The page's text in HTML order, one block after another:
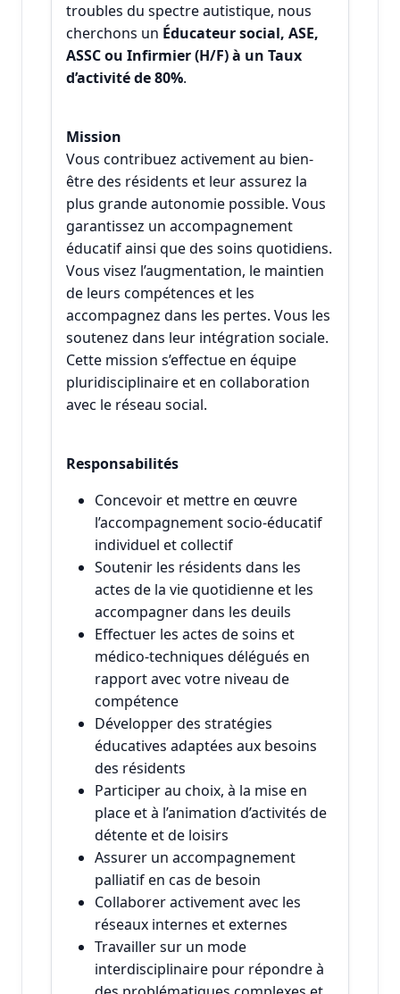
troubles du spectre autistique, nous
cherchons un Éducateur social, ASE,
ASSC ou Infirmier (H/F) à un Taux
d’activité de 80%.
Mission
Vous contribuez activement au bien-
être des résidents et leur assurez la
plus grande autonomie possible. Vous
garantissez un accompagnement
éducatif ainsi que des soins quotidiens.
Vous visez l’augmentation, le maintien
de leurs compétences et les
accompagnez dans les pertes. Vous les
soutenez dans leur intégration sociale.
Cette mission s’effectue en équipe
pluridisciplinaire et en collaboration
avec le réseau social.
Responsabilités
Concevoir et mettre en œuvre
l’accompagnement socio-éducatif
individuel et collectif
Soutenir les résidents dans les
actes de la vie quotidienne et les
accompagner dans les deuils
Effectuer les actes de soins et
médico-techniques délégués en
rapport avec votre niveau de
compétence
Développer des stratégies
éducatives adaptées aux besoins
des résidents
Participer au choix, à la mise en
place et à l’animation d’activités de
détente et de loisirs
Assurer un accompagnement
palliatif en cas de besoin
Collaborer activement avec les
réseaux internes et externes
Travailler sur un mode
interdisciplinaire pour répondre à